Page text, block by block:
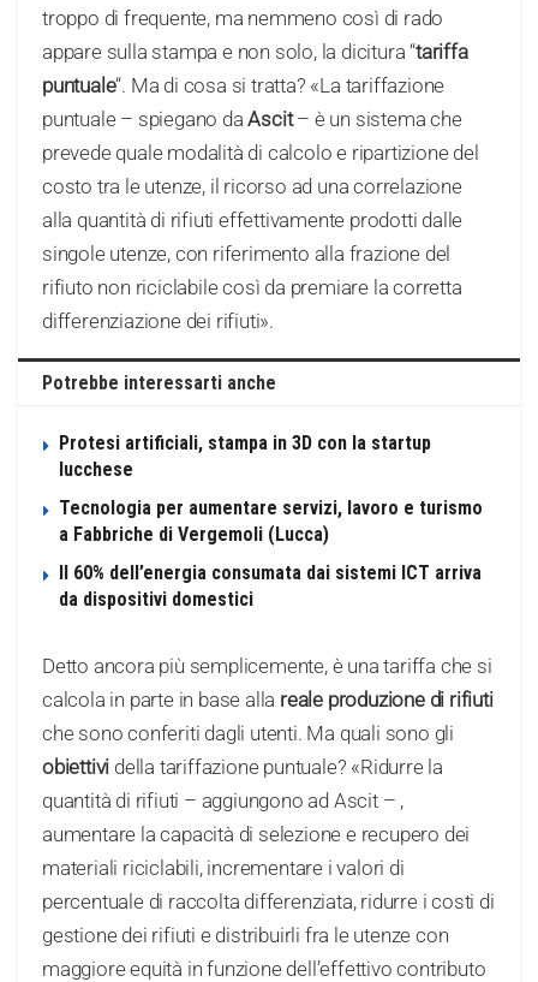
troppo di frequente, ma nemmeno così di rado
appare sulla stampa e non solo, la dicitura “tariffa
puntuale“. Ma di cosa si tratta? «La tariffazione
puntuale – spiegano daAscit– è un sistema che
prevede quale modalità di calcolo e ripartizione del
costo tra le utenze, il ricorso ad una correlazione
alla quantità di rifiuti effettivamente prodotti dalle
singole utenze, con riferimento alla frazione del
rifiuto non riciclabile così da premiare la corretta
differenziazione dei rifiuti».
Potrebbe interessarti anche
Protesi artificiali, stampa in 3D con la startup
lucchese
Tecnologia per aumentare servizi, lavoro e turismo
a Fabbriche di Vergemoli (Lucca)
Il 60% dell’energia consumata dai sistemi ICT arriva
da dispositivi domestici
Detto ancora più semplicemente, è una tariffa che si
calcola in parte in base alla reale produzione di rifiuti
che sono conferiti dagli utenti. Ma quali sono gli
obiettivi della tariffazione puntuale? «Ridurre la
quantità di rifiuti – aggiungono ad Ascit – ,
aumentare la capacità di selezione e recupero dei
materiali riciclabili, incrementare i valori di
percentuale di raccolta differenziata, ridurre i costi di
gestione dei rifiuti e distribuirli fra le utenze con
maggiore equità in funzione dell’effettivo contributo